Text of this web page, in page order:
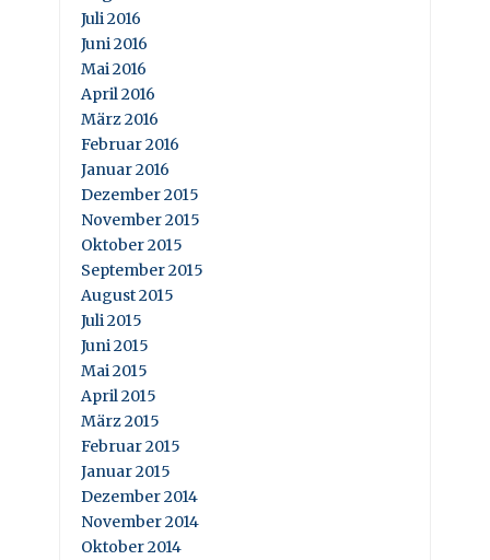
Juli 2016
Juni 2016
Mai 2016
April 2016
März 2016
Februar 2016
Januar 2016
Dezember 2015
November 2015
Oktober 2015
September 2015
August 2015
Juli 2015
Juni 2015
Mai 2015
April 2015
März 2015
Februar 2015
Januar 2015
Dezember 2014
November 2014
Oktober 2014